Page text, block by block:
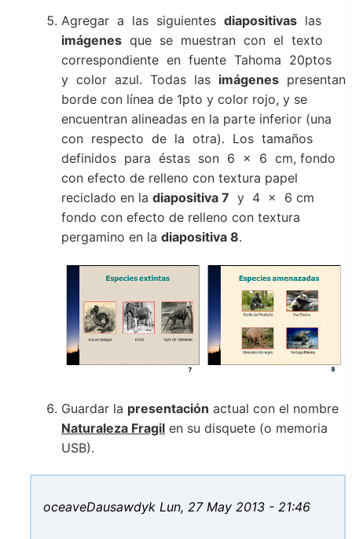
Agregar a las siguientes diapositivas las
imágenes que se muestran con el texto
correspondiente en fuente Tahoma 20ptos
y color azul. Todas las imágenes presentan
borde con línea de 1pto y color rojo, y se
encuentran alineadas en la parte inferior (una
con respecto de la otra). Los tamaños
definidos para éstas son 6 x 6 cm, fondo
con efecto de relleno con textura papel
reciclado en la diapositiva 7 y 4 x 6 cm
fondo con efecto de relleno con textura
pergamino en la diapositiva 8.
Guardar la presentación actual con el nombre
Naturaleza Fragil en su disquete (o memoria
USB).
oceaveDausawdyk Lun, 27 May 2013 - 21:46